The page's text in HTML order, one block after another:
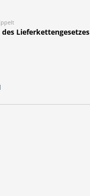
Lieferkettengesetzes